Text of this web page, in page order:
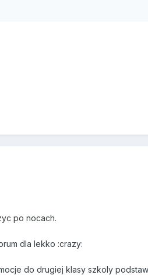
po nocach.
dla lekko :crazy:
do drugiej klasy szkoly